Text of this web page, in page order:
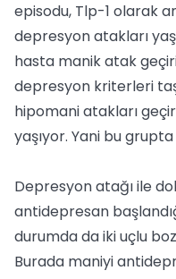
episodu, Tlp-1 olarak
depresyon atakları
hasta manik atak
depresyon kriterleri
hipomani atakları
yaşıyor. Yani bu
Depresyon atağı ile
antidepresan
durumda da iki uçlu
Burada maniyi